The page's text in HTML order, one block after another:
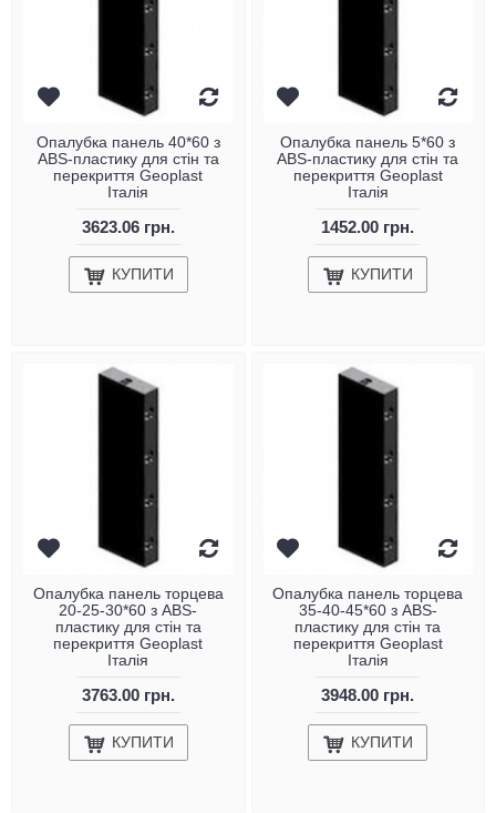
Опалубка панель 40*60 з
ABS-пластику для стін та
перекриття Geoplast
Італія
3623.06 грн.
КУПИТИ
Опалубка панель 5*60 з
ABS-пластику для стін та
перекриття Geoplast
Італія
1452.00 грн.
КУПИТИ
Опалубка панель торцева
20-25-30*60 з ABS-
пластику для стін та
перекриття Geoplast
Італія
3763.00 грн.
КУПИТИ
Опалубка панель торцева
35-40-45*60 з ABS-
пластику для стін та
перекриття Geoplast
Італія
3948.00 грн.
КУПИТИ